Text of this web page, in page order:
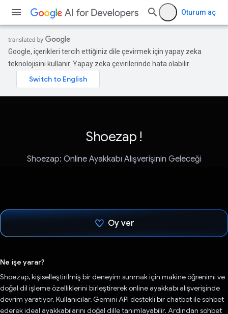
Oturum aç
Google, içerikleri tercih ettiğiniz dile çevirmek için yapay zeka
teknolojisini kullanır. Yapay zeka çevirilerinde hata olabilir.
Shoezap !
Shoezap: Online Ayakkabı Alışverişinin Geleceği
Oy ver
Ne işe yarar?
Shoezap, kişiselleştirilmiş bir deneyim sunmak için makine öğrenimi ve
doğal dil işleme özelliklerini birleştirerek online ayakkabı alışverişinde
devrim yaratıyor. Kullanıcılar, Gemini API destekli bir chatbot ile sohbet
ederek ideal ayakkabılarını doğal dille tanımlayabilir. Ardından sohbet